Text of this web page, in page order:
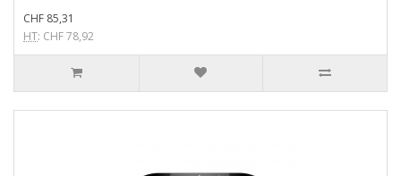
CHF 85,31
HT: CHF 78,92